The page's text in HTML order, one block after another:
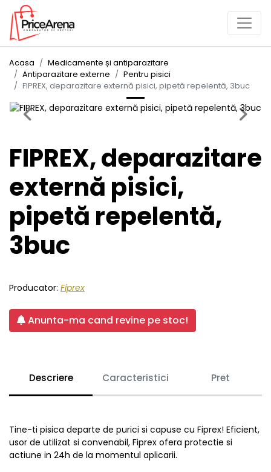
Acasa
Medicamente și antiparazitare
Antiparazitare externe
Pentru pisici
FIPREX, deparazitare externă pisici, pipetă repelentă, 3buc
Previous Next
FIPREX, deparazitare
externă pisici,
pipetă repelentă,
3buc
Producator: Fiprex
Anunta-ma cand revine pe stoc!
Descriere Caracteristici Pret
Tine-ti pisica departe de purici si capuse cu Fiprex! Eficient,
usor de utilizat si convenabil, Fiprex ofera protectie si
actiune in 24h de la momentul aplicarii.